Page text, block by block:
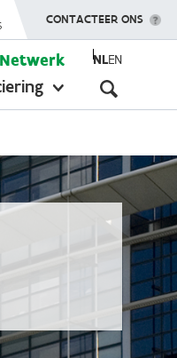
TOON MENU
CONTACTEER ONS
NLEN
toon